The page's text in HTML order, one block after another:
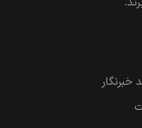
خبرنگار